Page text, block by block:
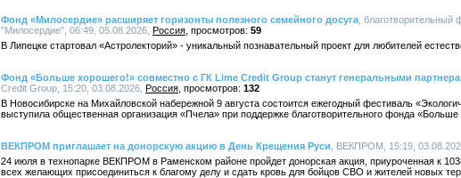
Фонд «Милосердие» расширяет горизонты полезного семейного досуга ,
"Милосердие", 06:49, 05.08.2026, Россия
59
В Липецке стартовал «Астролекторий» - уникальный познавательный проект для любителей
Фонд «Больше хорошего!» совместно с ГК Lime Credit Group станут генеральными
Credit Group, 15:20, 03.08.2026, Россия
132
В Новосибирске на Михайловской набережной 9 августа состоится ежегодный фестиваль
выступила общественная организация «Пчела» при поддержке благотворительного фонда
ВЕКПРОМ приглашает на донорскую акцию в День Крещения Руси , ВЕКПРОМ, 15:19,
24 июля в технопарке ВЕКПРОМ в Раменском районе пройдет донорская акция, приуроченная к
всех желающих присоединиться к благому делу и сдать кровь для бойцов СВО и жителей новых